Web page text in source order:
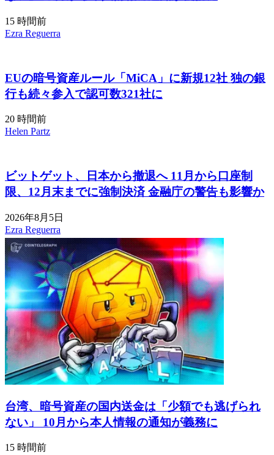
15 時間前
Ezra Reguerra
EUの暗号資産ルール「MiCA」に新規12社 独の銀
行も続々参入で認可数321社に
20 時間前
Helen Partz
ビットゲット、日本から撤退へ 11月から口座制
限、12月末までに強制決済 金融庁の警告も影響か
2026年8月5日
Ezra Reguerra
台湾、暗号資産の国内送金は「少額でも逃げられ
ない」 10月から本人情報の通知が義務に
15 時間前